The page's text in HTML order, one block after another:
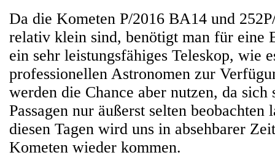
Da die Kometen P/2016 BA14 und
relativ klein sind, benötigt man für eine
ein sehr leistungsfähiges Teleskop, wie
professionellen Astronomen zur
werden die Chance aber nutzen, da sich
Passagen nur äußerst selten beobachten
diesen Tagen wird uns in absehbarer
Kometen wieder kommen.